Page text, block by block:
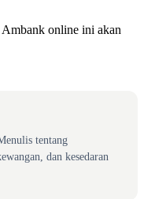
online ini akan
tentang
dan kesedaran